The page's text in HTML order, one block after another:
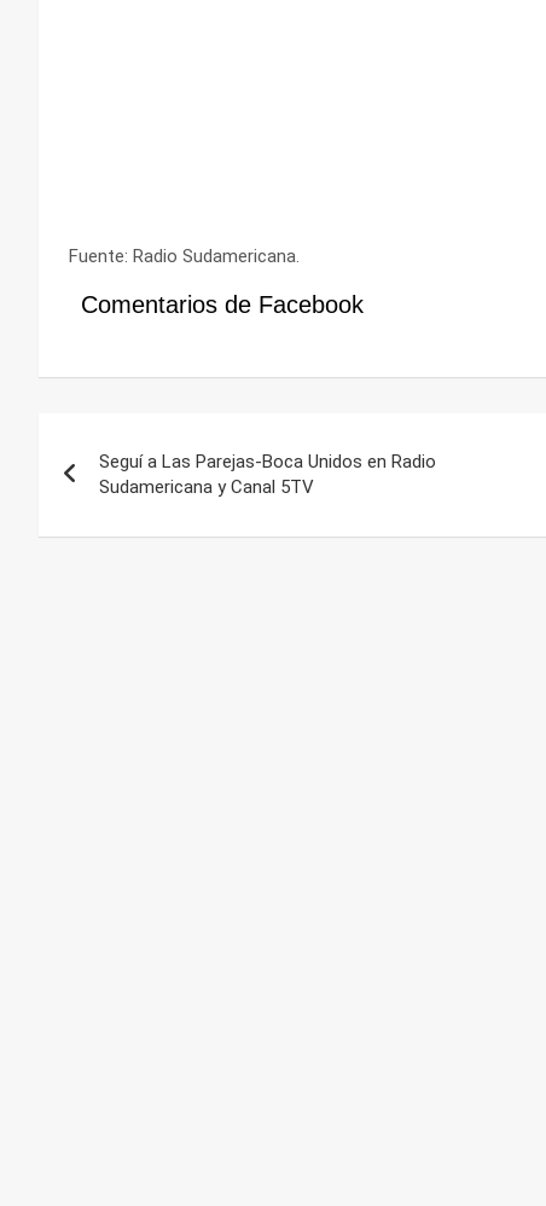
Fuente: Radio Sudamericana.
Comentarios de Facebook
de
entradas
Seguí a Las Parejas-Boca Unidos en Radio
Sudamericana y Canal 5TV